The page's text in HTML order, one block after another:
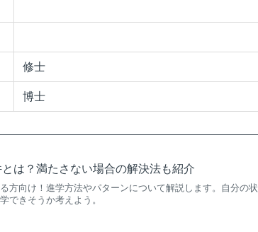
修士
博士
は？満たさない場合の解決法も紹介
方向け！進学方法やパターンについて解説します。自分の状
できそうか考えよう。